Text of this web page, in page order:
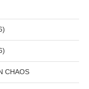
CHAOS